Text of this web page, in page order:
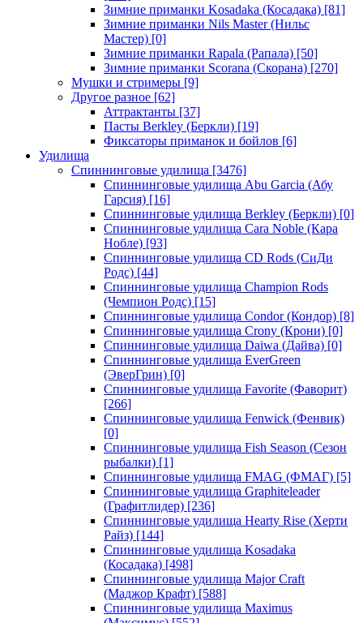
Зимние приманки Kosadaka (Косадака) [81]
Зимние приманки Nils Master (Нильс
Мастер) [0]
Зимние приманки Rapala (Рапала) [50]
Зимние приманки Scorana (Скорана) [270]
Мушки и стримеры [9]
Другое разное [62]
Аттрактанты [37]
Пасты Berkley (Беркли) [19]
Фиксаторы приманок и бойлов [6]
Удилища
Спиннинговые удилища [3476]
Спиннинговые удилища Abu Garcia (Абу
Гарсия) [16]
Спиннинговые удилища Berkley (Беркли) [0]
Спиннинговые удилища Cara Noble (Кара
Нобле) [93]
Спиннинговые удилища CD Rods (СиДи
Родс) [44]
Спиннинговые удилища Champion Rods
(Чемпион Родс) [15]
Спиннинговые удилища Condor (Кондор) [8]
Спиннинговые удилища Crony (Крони) [0]
Спиннинговые удилища Daiwa (Дайва) [0]
Спиннинговые удилища EverGreen
(ЭверГрин) [0]
Спиннинговые удилища Favorite (Фаворит)
[266]
Спиннинговые удилища Fenwick (Фенвик)
[0]
Спиннинговые удилища Fish Season (Сезон
рыбалки) [1]
Спиннинговые удилища FMAG (ФМАГ) [5]
Спиннинговые удилища Graphiteleader
(Графитлидер) [236]
Спиннинговые удилища Hearty Rise (Херти
Райз) [144]
Спиннинговые удилища Kosadaka
(Косадака) [498]
Спиннинговые удилища Major Craft
(Маджор Крафт) [588]
Спиннинговые удилища Maximus